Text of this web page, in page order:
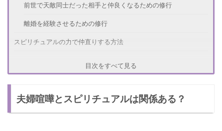
前世で天敵同士だった相手と仲良くなるための修行
離婚を経験させるための修行
スピリチュアルの力で仲直りする方法
スピリチュアルの力で夫婦喧嘩をなくすことはできる？
夫婦喧嘩の原因はコミュニケーション不足
目次をすべて見る
夫婦喧嘩とスピリチュアルは関係ある？